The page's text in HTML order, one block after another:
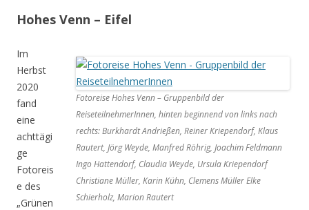
Hohes Venn – Eifel
Fotoreise Hohes Venn – Gruppenbild der
ReiseteilnehmerInnen, hinten beginnend von links nach
rechts: Burkhardt Andrießen, Reiner Kriependorf, Klaus
Rautert, Jörg Weyde, Manfred Röhrig, Joachim Feldmann
Ingo Hattendorf, Claudia Weyde, Ursula Kriependorf
Christiane Müller, Karin Kühn, Clemens Müller Elke
Schierholz, Marion Rautert
Im
Herbst
2020
fand
eine
achttägi
ge
Fotoreis
e des
„Grünen